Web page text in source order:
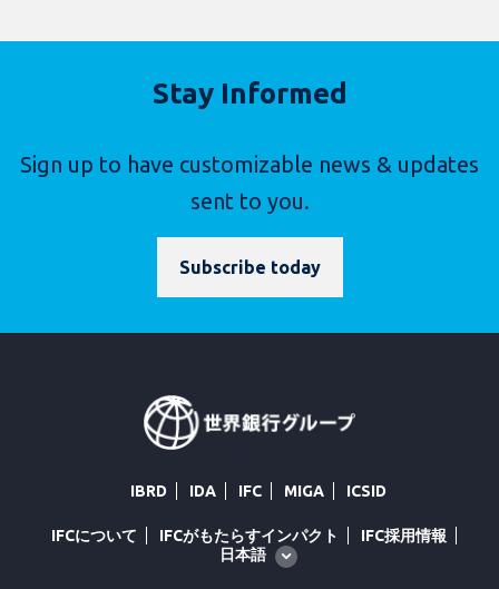
Stay Informed
Sign up to have customizable news & updates
sent to you.
Subscribe today
IBRD IDA IFC MIGA ICSID
IFCについて IFCがもたらすインパクト
IFC採用情報
Global
language
日本語